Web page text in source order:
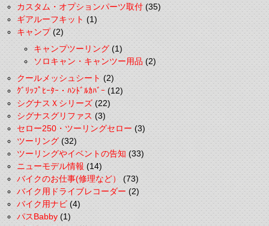
カスタム・オプションパーツ取付(35)
ギアルーフキット(1)
キャンプ(2)
キャンプツーリング(1)
ソロキャン・キャンツー用品(2)
クールメッシュシート(2)
ｸﾞﾘｯﾌﾟﾋｰﾀｰ・ﾊﾝﾄﾞﾙｶﾊﾞｰ(12)
シグナスＸシリーズ(22)
シグナスグリファス(3)
セロー250・ツーリングセロー(3)
ツーリング(32)
ツーリングやイベントの告知(33)
ニューモデル情報(14)
バイクのお仕事(修理など）(73)
バイク用ドライブレコーダー(2)
バイク用ナビ(4)
パスBabby(1)